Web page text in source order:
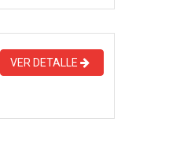
VER DETALLE